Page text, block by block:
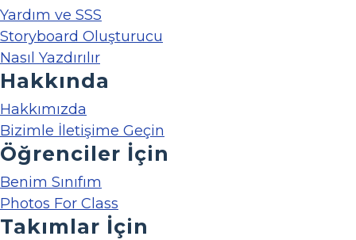
Yardım ve SSS
Storyboard Oluşturucu
Nasıl Yazdırılır
Hakkında
Hakkımızda
Bizimle İletişime Geçin
Öğrenciler İçin
Benim Sınıfım
Photos For Class
Takımlar İçin